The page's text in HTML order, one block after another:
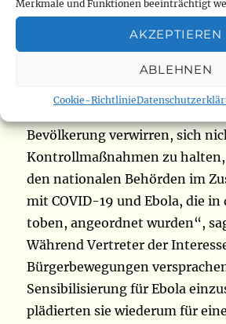
Merkmale und Funktionen beeinträchtigt
AKZEPTIEREN
ABLEHNEN
Cookie-Richtlinie
Bürgerbewegungen und
weil wir wissen, dass es unter
gibt, die die schlechten
Bevölkerung verwirren, sich
Kontrollmaßnahmen zu
den nationalen Behörden im
mit COVID-19 und Ebola, die in
toben, angeordnet wurden“,
Während Vertreter der
Bürgerbewegungen
Sensibilisierung für Ebola
plädierten sie wiederum für